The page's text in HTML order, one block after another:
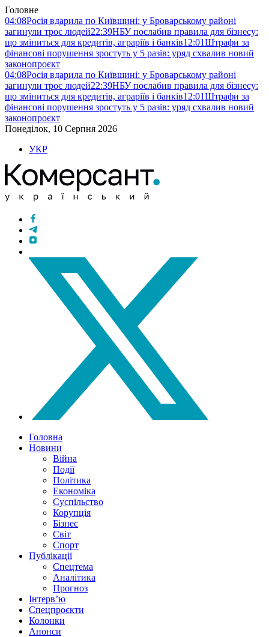
Головне
04:08Росія вдарила по Київщині: у Броварському районі
загинули троє людей22:39НБУ послабив правила для бізнесу:
що зміниться для кредитів, аграріїв і банків12:01Штрафи за
фінансові порушення зростуть у 5 разів: уряд схвалив новий
законопроєкт
04:08Росія вдарила по Київщині: у Броварському районі
загинули троє людей22:39НБУ послабив правила для бізнесу:
що зміниться для кредитів, аграріїв і банків12:01Штрафи за
фінансові порушення зростуть у 5 разів: уряд схвалив новий
законопроєкт
Понеділок, 10 Серпня 2026
УКР
Головна
Новини
Війна
Події
Політика
Економіка
Суспільство
Корупція
Бізнес
Світ
Спорт
Публікації
Спецтема
Аналітика
Прогноз
Інтерв’ю
Спецпроєкти
Колонки
Анонси